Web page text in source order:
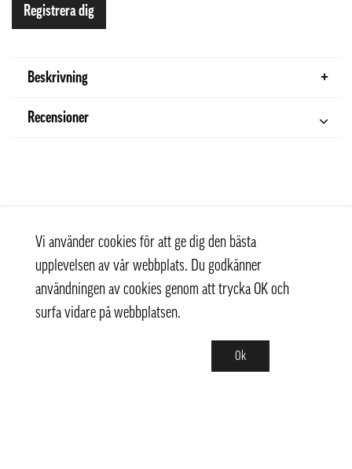
Registrera dig
Beskrivning
Recensioner
Vi använder cookies för att ge dig den bästa
upplevelsen av vår webbplats. Du godkänner
användningen av cookies genom att trycka OK och
surfa vidare på webbplatsen.
Ok